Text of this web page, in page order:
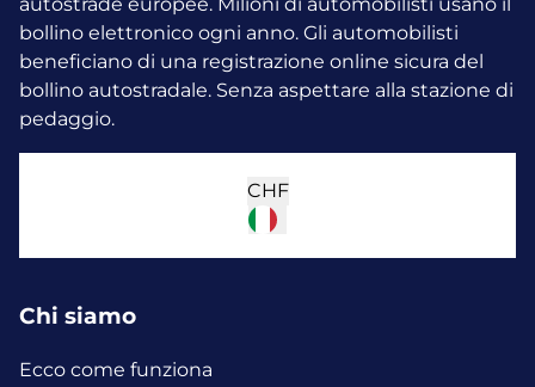
bollino elettronico ogni anno. Gli automobilisti
beneficiano di una registrazione online sicura del
bollino autostradale. Senza aspettare alla stazione di
pedaggio.
CHF
Chi siamo
Ecco come funziona